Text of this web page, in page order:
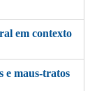
em contexto
e maus-tratos